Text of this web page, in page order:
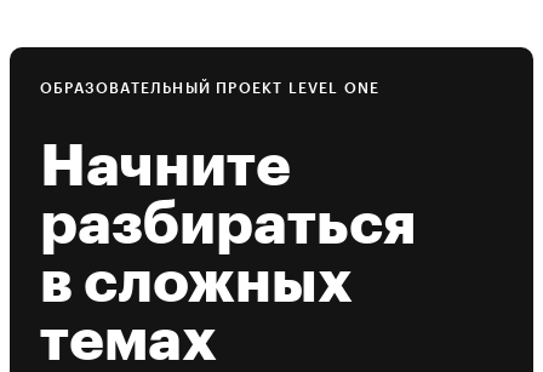
ОБРАЗОВАТЕЛЬНЫЙ ПРОЕКТ LEVEL ONE
Начните
разбираться
в сложных
темах